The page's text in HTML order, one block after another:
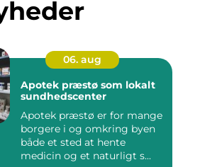
06. aug
Apotek præstø som lokalt
sundhedscenter
Apotek præstø er for mange
borgere i og omkring byen
både et sted at hente
medicin og et naturligt s...